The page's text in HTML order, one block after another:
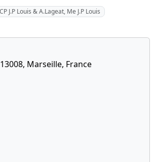
J.P Louis & A.Lageat, Me J.P Louis
Marseille, France